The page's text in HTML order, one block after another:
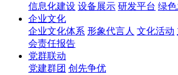
信息化建设 设备展示 研发平台 绿
企业文化
企业文化体系 形象代言人 文化活动
会责任报告
党群联动
党建群团 创先争优